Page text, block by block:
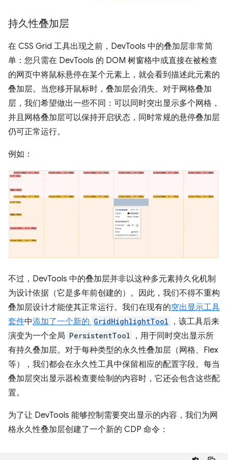
持久性叠加层
在 CSS Grid 工具出现之前，DevTools 中的叠加层非常简
单：您只需在 DevTools 的 DOM 树窗格中或直接在被检查
的网页中将鼠标悬停在某个元素上，就会看到描述此元素的
叠加层。当您移开鼠标时，叠加层会消失。对于网格叠加
层，我们希望做出一些不同：可以同时突出显示多个网格，
并且网格叠加层可以保持开启状态，同时常规的悬停叠加层
仍可正常运行。
例如：
不过，DevTools 中的叠加层并非以这种多元素持久化机制
为设计依据（它是多年前创建的）。因此，我们不得不重构
叠加层设计才能使其正常运行。我们在现有的突出显示工具
套件中添加了一个新的 GridHighlightTool
，该工具后来
演变为一个全局 PersistentTool
，用于同时突出显示所
有持久叠加层。对于每种类型的永久性叠加层（网格、Flex
等），我们都会在永久性工具中保留相应的配置字段。每当
叠加层突出显示器检查要绘制的内容时，它还会包含这些配
置。
为了让 DevTools 能够控制需要突出显示的内容，我们为网
格永久性叠加层创建了一个新的 CDP 命令：